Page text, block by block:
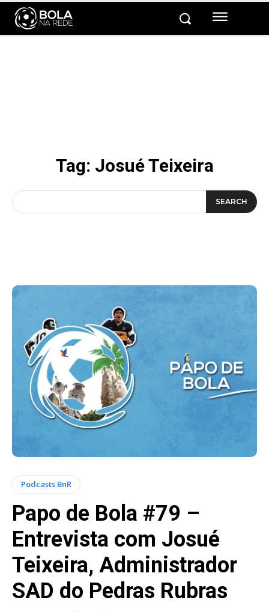
Tag: Josué Teixeira
SEARCH
Podcasts BnR
Papo de Bola #79 –
Entrevista com Josué
Teixeira, Administrador
SAD do Pedras Rubras